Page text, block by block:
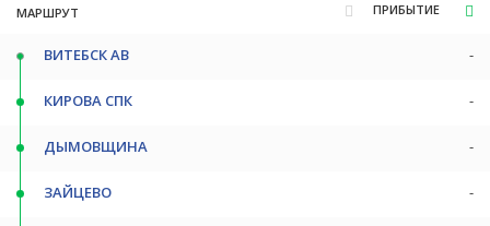
МАРШРУТ ПРИБЫТИЕ
ВИТЕБСК АВ -
КИРОВА СПК -
ДЫМОВЩИНА -
ЗАЙЦЕВО -